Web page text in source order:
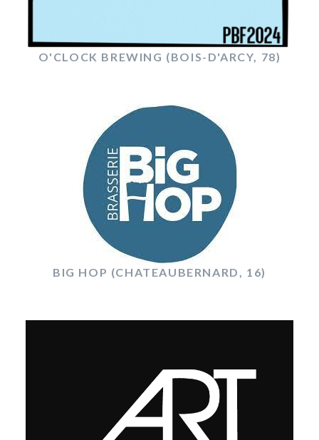
O'CLOCK BREWING (BOIS-D'ARCY, 78)
BIG HOP (CHATEAUBERNARD, 16)